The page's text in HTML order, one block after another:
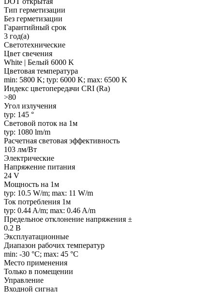
Тип герметизации
Без герметизации
Гарантийный срок
3 год(а)
Светотехнические
Цвет свечения
White | Белый 6000 K
Цветовая температура
min: 5800 K; typ: 6000 K; max: 6500 K
Индекс цветопередачи CRI (Ra)
>80
Угол излучения
typ: 145 °
Световой поток на 1м
typ: 1080 lm/m
Расчетная световая эффективность
103 лм/Вт
Электрические
Напряжение питания
24 V
Мощность на 1м
typ: 10.5 W/m; max: 11 W/m
Ток потребления 1м
typ: 0.44 A/m; max: 0.46 A/m
Предельное отклонение напряжения ±
0.2 В
Эксплуатационные
Диапазон рабочих температур
min: -30 °C; max: 45 °C
Место применения
Только в помещении
Управление
Входной сигнал